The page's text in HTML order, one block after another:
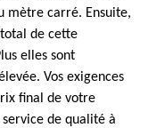
mètre carré. Ensuite,
de cette
elles sont
Vos exigences
final de votre
de qualité à